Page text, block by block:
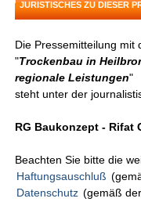
JURISTISCHES ZU DIESER
Die Pressemitteilung mit
"Trockenbau in
regionale Leistungen"
steht unter der
RG Baukonzept - Rifat
Beachten Sie bitte die
Haftungsauschluß
Datenschutz (gemäß der